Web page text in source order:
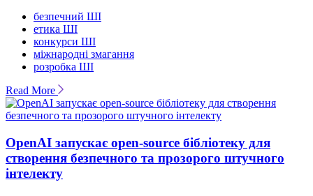
безпечний ШІ
етика ШІ
конкурси ШІ
міжнародні змагання
розробка ШІ
Read More
OpenAI запускає open-source бібліотеку для
створення безпечного та прозорого штучного
інтелекту